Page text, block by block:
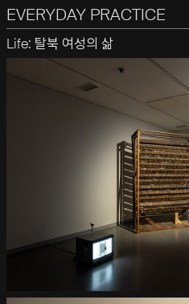
EVERYDAY PRACTICE
일상의실천
Life: 탈북 여성의 삶